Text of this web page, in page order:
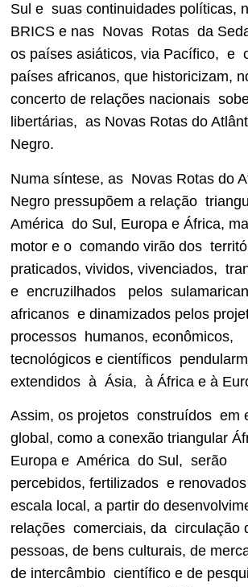
Sul e suas continuidades políticas,
BRICS e nas Novas Rotas da
os países asiáticos, via Pacífico, e
países africanos, que historicizam,
concerto de relações nacionais
libertárias, as Novas Rotas do
Negro.
Numa síntese, as Novas Rotas do
Negro pressupõem a relação
América do Sul, Europa e África,
motor e o comando virão dos
praticados, vividos, vivenciados,
e encruzilhados pelos
africanos e dinamizados pelos
processos humanos, econômicos,
tecnológicos e científicos
extendidos à Ásia, à África e à
Assim, os projetos construídos em
global, como a conexão triangular
Europa e América do Sul, serão
percebidos, fertilizados e
escala local, a partir do
relações comerciais, da circulação
pessoas, de bens culturais, de
de intercâmbio científico e de